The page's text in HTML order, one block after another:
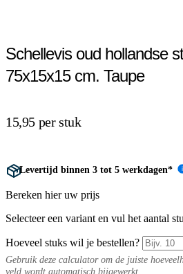
Schellevis oud hollandse
75x15x15 cm. Taupe
15,95 per stuk
Levertijd binnen 3 tot 5 werkdagen* i
Bereken hier uw prijs
Selecteer een variant en vul het aantal
Hoeveel stuks wil je bestellen?
Gebruik deze calculator om de juiste
veld wordt automatisch bijgewerkt.